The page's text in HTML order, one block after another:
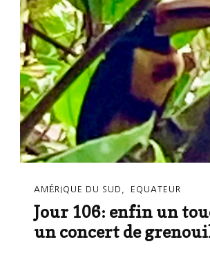
AMÉRIQUE DU SUD EQUATEUR
Jour 106: enfin un
un concert de